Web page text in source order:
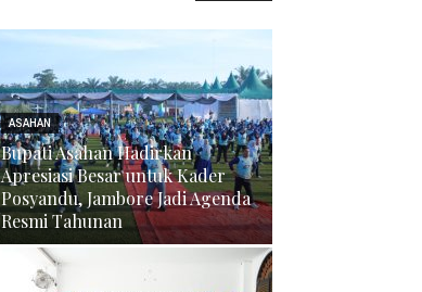
ASAHAN
Bupati Asahan Hadirkan
Apresiasi Besar untuk Kader
Posyandu, Jambore Jadi Agenda
Resmi Tahunan